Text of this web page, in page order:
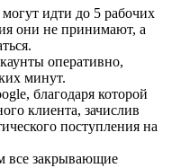
идти до 5 рабочих
они не принимают, а
оперативно,
минут.
благодаря которой
клиента, зачислив
поступления на
все закрывающие